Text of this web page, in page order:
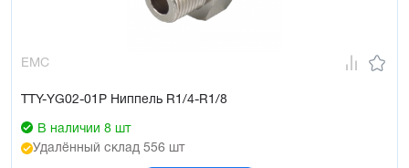
EMC
TTY-YG02-01P Ниппель R1/4-R1/8
В наличии 8 шт
Удалённый склад 556 шт